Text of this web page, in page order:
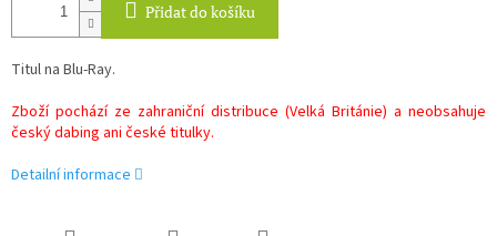
Přidat do košíku
Titul na Blu-Ray.
Zboží pochází ze zahraniční distribuce (Velká Británie) a neobsahuje
český dabing ani české titulky.
Detailní informace